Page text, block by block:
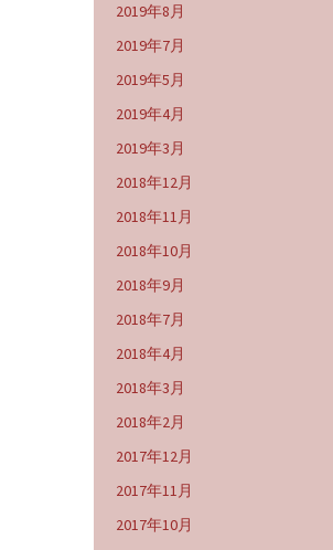
2019年8月
2019年7月
2019年5月
2019年4月
2019年3月
2018年12月
2018年11月
2018年10月
2018年9月
2018年7月
2018年4月
2018年3月
2018年2月
2017年12月
2017年11月
2017年10月